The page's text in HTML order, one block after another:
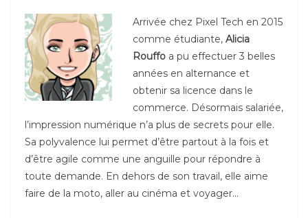
Arrivée chez Pixel Tech en 2015
comme étudiante, Alicia
Rouffo a pu effectuer 3 belles
années en alternance et
obtenir sa licence dans le
commerce. Désormais salariée,
l’impression numérique n’a plus de secrets pour elle.
Sa polyvalence lui permet d’être partout à la fois et
d’être agile comme une anguille pour répondre à
toute demande. En dehors de son travail, elle aime
faire de la moto, aller au cinéma et voyager…